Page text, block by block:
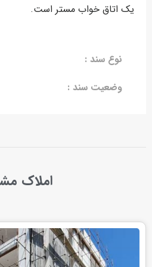
یک اتاق خواب مستر است.
نوع سند :
وضعیت سند :
املاک